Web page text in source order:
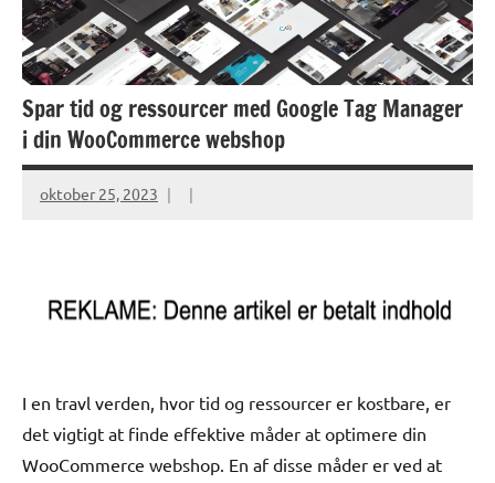
Spar tid og ressourcer med Google Tag Manager
i din WooCommerce webshop
oktober 25, 2023
I en travl verden, hvor tid og ressourcer er kostbare, er
det vigtigt at finde effektive måder at optimere din
WooCommerce webshop. En af disse måder er ved at